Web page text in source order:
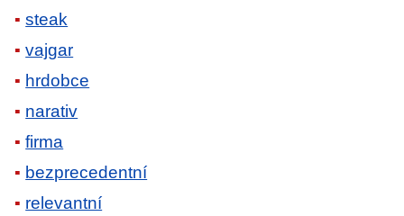
steak
vajgar
hrdobce
narativ
firma
bezprecedentní
relevantní